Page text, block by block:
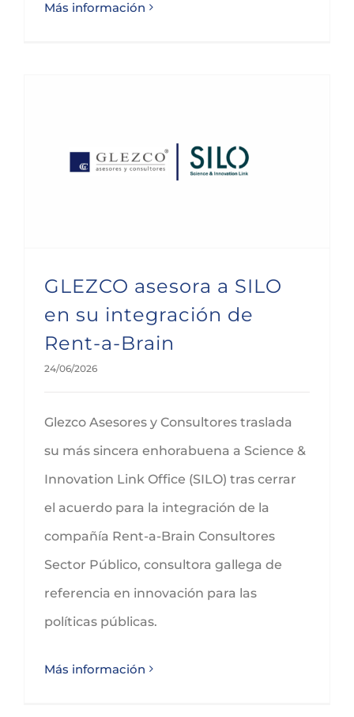
Más información
GLEZCO asesora a SILO
en su integración de
Rent-a-Brain
24/06/2026
Glezco Asesores y Consultores traslada
su más sincera enhorabuena a Science &
Innovation Link Office (SILO) tras cerrar
el acuerdo para la integración de la
compañía Rent-a-Brain Consultores
Sector Público, consultora gallega de
referencia en innovación para las
políticas públicas.
Más información